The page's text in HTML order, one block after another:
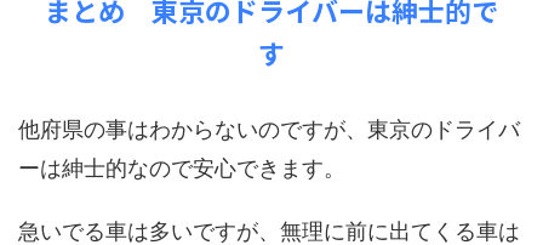
まとめ 東京のドライバーは紳士的で
す
他府県の事はわからないのですが、東京のドライバ
ーは紳士的なので安心できます。
急いでる車は多いですが、無理に前に出てくる車は